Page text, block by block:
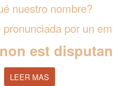
nuestro nombre?
por un
est
LEER MAS